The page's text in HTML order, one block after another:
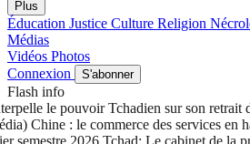
Plus
Éducation Justice Culture Religion
Médias
Vidéos Photos
Connexion
S'abonner
Flash info
le pouvoir Tchadien sur son retrait de
Chine : le commerce des services en
2026Tchad: Le cabinet de la